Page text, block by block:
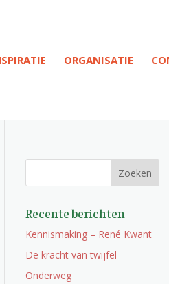
ORGANISATIE
Recente berichten
Kennismaking – René Kwant
De kracht van twijfel
Onderweg